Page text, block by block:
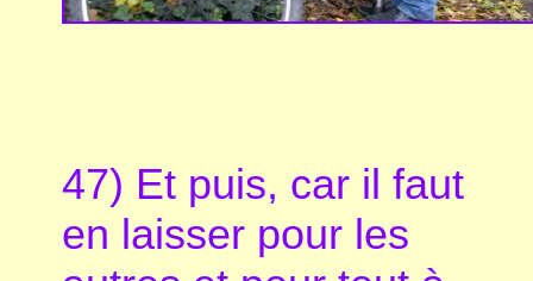
47) Et puis, car il faut
en laisser pour les